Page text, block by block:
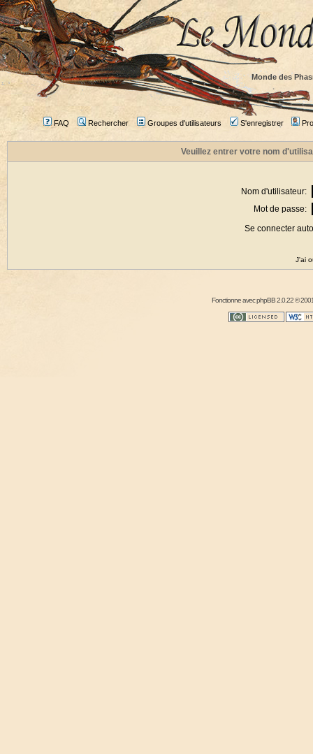
Monde des
FAQ Rechercher Groupes d'utilisateurs S'enregistrer
Veuillez entrer votre nom
Nom d'utilisateur:
Mot de passe:
Se connecter
J'ai
Fonctionne avecphpBB2.0.22 ©